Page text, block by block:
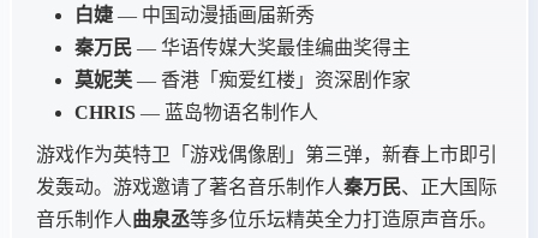
白婕 — 中国动漫插画届新秀
秦万民 — 华语传媒大奖最佳编曲奖得主
莫妮芙 — 香港「痴爱红楼」资深剧作家
CHRIS — 蓝岛物语名制作人
游戏作为英特卫「游戏偶像剧」第三弹，新春上市即引
发轰动。游戏邀请了著名音乐制作人秦万民、正大国际
音乐制作人曲泉丞等多位乐坛精英全力打造原声音乐。